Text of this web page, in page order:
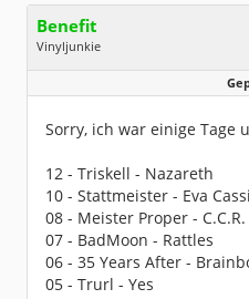
Benefit
Vinyljunkie
Geschlecht:
keine Angabe
Beiträge:
284
Sorry, ich war einige Tage
12 - Triskell - Nazareth
10 - Stattmeister - Eva
08 - Meister Proper - C.C.R.
07 - BadMoon - Rattles
06 - 35 Years After -
05 - Trurl - Yes